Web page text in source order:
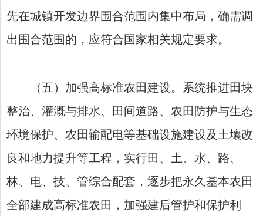
先在城镇开发边界围合范围内集中布局，确需调
出围合范围的，应符合国家相关规定要求。
（五）加强高标准农田建设。系统推进田块
整治、灌溉与排水、田间道路、农田防护与生态
环境保护、农田输配电等基础设施建设及土壤改
良和地力提升等工程，实行田、土、水、路、
林、电、技、管综合配套，逐步把永久基本农田
全部建成高标准农田，加强建后管护和保护利